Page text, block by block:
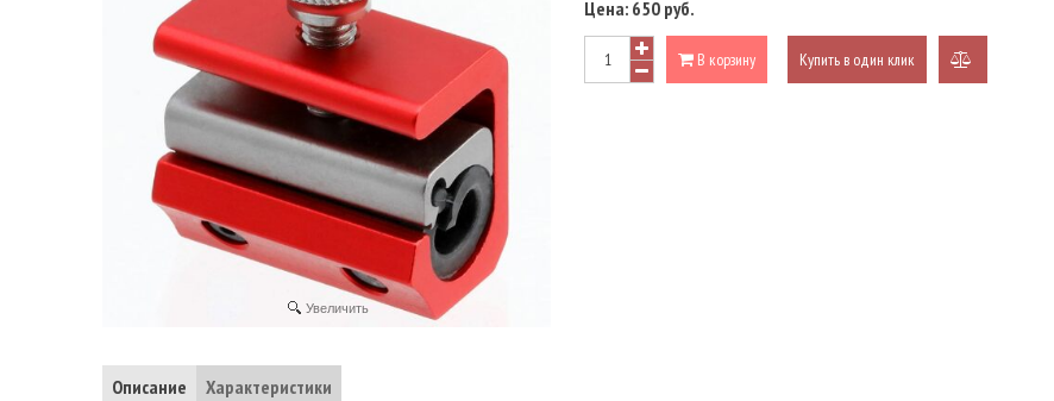
Увеличить
Цена: 650 руб.
В корзину Купить в один клик
Описание Характеристики